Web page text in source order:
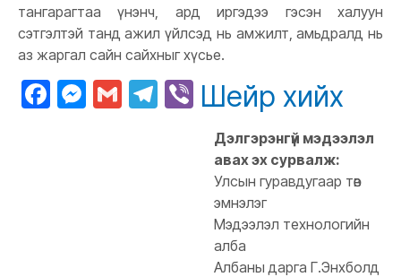
тангарагтаа үнэнч, ард иргэдээ гэсэн халуун
сэтгэлтэй танд ажил үйлсэд нь амжилт, амьдралд нь
аз жаргал сайн сайхныг хүсье.
Facebook
Messenger
GmailTelegram
Viber
Шейр хийх
Дэлгэрэнгүй мэдээлэл
авах эх сурвалж:
Улсын гуравдугаар төв
эмнэлэг
Мэдээлэл технологийн
алба
Албаны дарга Г.Энхболд